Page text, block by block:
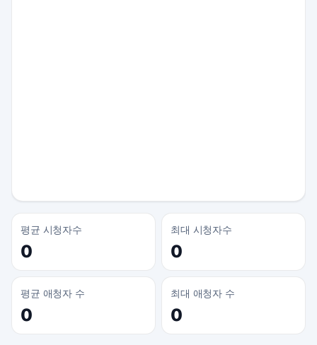
평균 시청자수
0
최대 시청자수
0
평균 애청자 수
0
최대 애청자 수
0